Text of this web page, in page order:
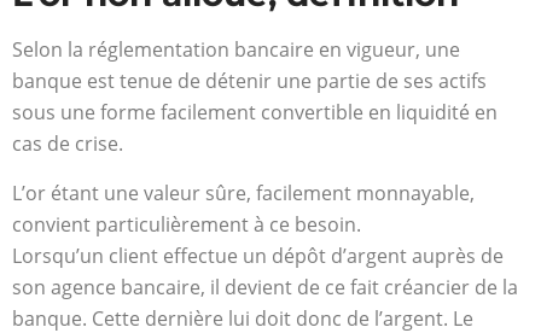
Selon la réglementation bancaire en vigueur, une
banque est tenue de détenir une partie de ses actifs
sous une forme facilement convertible en liquidité en
cas de crise.
L’or étant une valeur sûre, facilement monnayable,
convient particulièrement à ce besoin.
Lorsqu’un client effectue un dépôt d’argent auprès de
son agence bancaire, il devient de ce fait créancier de la
banque. Cette dernière lui doit donc de l’argent. Le